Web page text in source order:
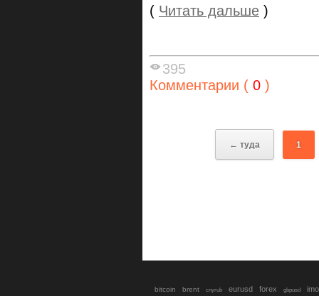
( Читать дальше )
395
Комментарии ( 0 )
← туда 1
bitcoin brent cnyrub eurusd forex gbpusd